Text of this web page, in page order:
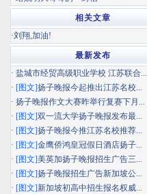
相关文章
·刘翔,加油!
最新发布
· 盐城市经贸高级职业学校 江苏联合...
· [图文]扬子晚报今起推出江苏名校...
· 扬子晚报作文大赛昨举行复赛下月...
· [图文]双一流大学扬子晚报发布最...
· [图文]扬子晚报今推江苏名校推荐...
· [图文]金鹰侨鸿皇冠假日酒店扬子...
· [图文]美英加扬子晚报招生广告三...
· [图文]扬子晚报招生广告新加坡公...
· [图文]新加坡初高中招生报名权威...